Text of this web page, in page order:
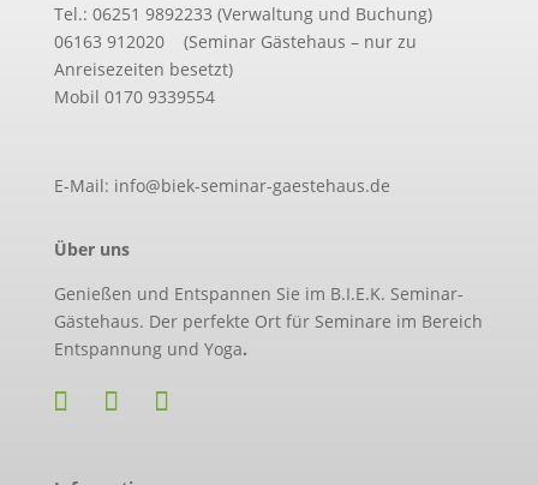
Tel.: 06251 9892233 (Verwaltung und Buchung)
06163 912020 (Seminar Gästehaus – nur zu
Anreisezeiten besetzt)
Mobil 0170 9339554
E-Mail: info@biek-seminar-gaestehaus.de
Über uns
Genießen und Entspannen Sie im B.I.E.K. Seminar-
Gästehaus. Der perfekte Ort für Seminare im Bereich
Entspannung und Yoga.